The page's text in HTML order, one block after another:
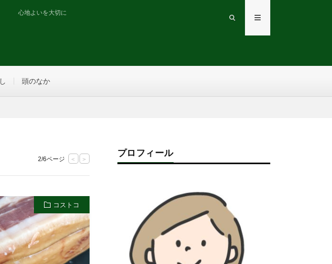
心地よいを大切に
頭のなか
2/6ページ < >
コストコ
プロフィール